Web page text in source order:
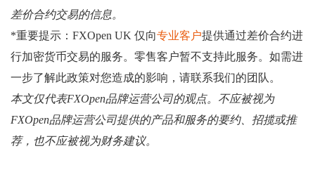
差价合约交易的信息。
*重要提示：FXOpen UK 仅向专业客户提供通过差价合约进
行加密货币交易的服务。零售客户暂不支持此服务。如需进
一步了解此政策对您造成的影响，请联系我们的团队。
本文仅代表FXOpen品牌运营公司的观点。不应被视为
FXOpen品牌运营公司提供的产品和服务的要约、招揽或推
荐，也不应被视为财务建议。